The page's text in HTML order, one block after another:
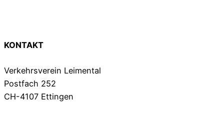
KONTAKT
Verkehrsverein Leimental
Postfach 252
CH-4107 Ettingen